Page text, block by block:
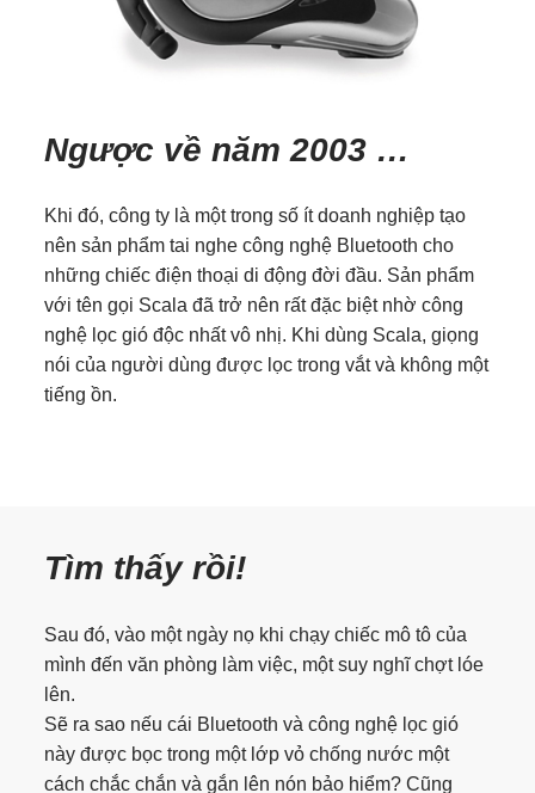
Ngược về năm 2003 …
Khi đó, công ty là một trong số ít doanh nghiệp tạo
nên sản phẩm tai nghe công nghệ Bluetooth cho
những chiếc điện thoại di động đời đầu. Sản phẩm
với tên gọi Scala đã trở nên rất đặc biệt nhờ công
nghệ lọc gió độc nhất vô nhị. Khi dùng Scala, giọng
nói của người dùng được lọc trong vắt và không một
tiếng ồn.
Tìm thấy rồi!
Sau đó, vào một ngày nọ khi chạy chiếc mô tô của
mình đến văn phòng làm việc, một suy nghĩ chợt lóe
lên.
Sẽ ra sao nếu cái Bluetooth và công nghệ lọc gió
này được bọc trong một lớp vỏ chống nước một
cách chắc chắn và gắn lên nón bảo hiểm? Cũng